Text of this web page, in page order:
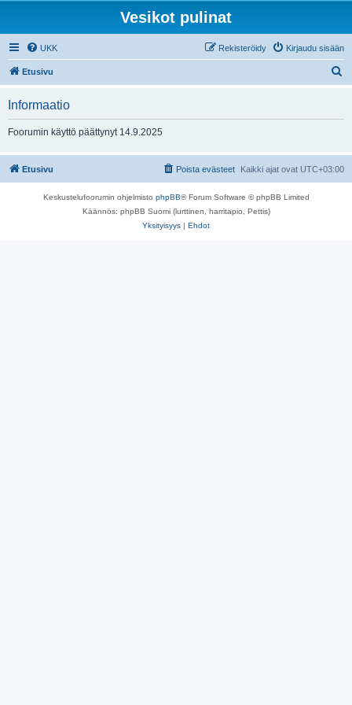
Vesikot pulinat
UKK Kirjaudu sisään
Rekisteröidy
Etusivu
Informaatio
Foorumin käyttö päättynyt 14.9.2025
Etusivu Kaikki ajat ovat UTC+03:00
Poista evästeet
Keskustelufoorumin ohjelmisto phpBB® Forum Software © phpBB Limited
Käännös: phpBB Suomi (lurttinen, harritapio, Pettis)
Yksityisyys | Ehdot